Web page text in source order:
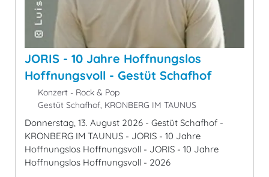
JORIS - 10 Jahre Hoffnungslos
Hoffnungsvoll - Gestüt Schafhof
Konzert - Rock & Pop
Gestüt Schafhof, KRONBERG IM TAUNUS
Donnerstag, 13. August 2026 - Gestüt Schafhof -
KRONBERG IM TAUNUS - JORIS - 10 Jahre
Hoffnungslos Hoffnungsvoll - JORIS - 10 Jahre
Hoffnungslos Hoffnungsvoll - 2026